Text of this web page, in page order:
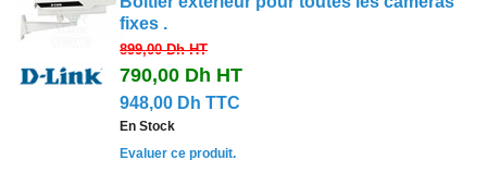
fixes .
899,00 DhHT
790,00 Dh HT
948,00 Dh TTC
En Stock
Evaluer ce produit.